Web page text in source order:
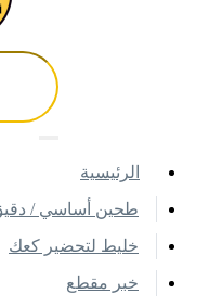
اﻟﺮﺋﻴﺴﻴﺔ
طحين أساسي /
خليط لتحضير كعك
خبر مقطع